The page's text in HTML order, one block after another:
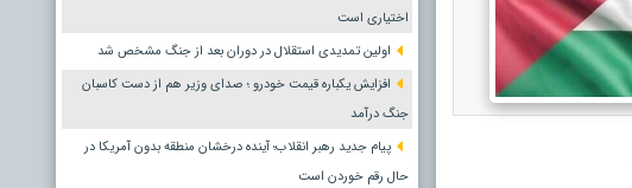
اختیاری است
اولین تمدیدی استقلال در دوران بعد از جنگ مشخص شد
افزایش یکباره قیمت خودرو ؛ صدای وزیر هم از دست کاسبان
جنگ درآمد
پیام جدید رهبر انقلاب؛ آینده درخشان منطقه بدون آمریکا در
حال رقم خوردن است